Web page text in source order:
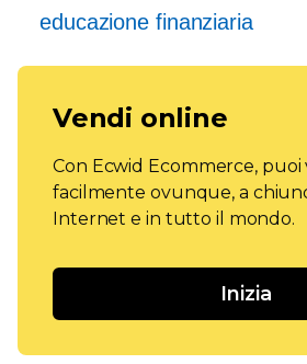
educazione finanziaria
Vendi online
Con Ecwid Ecommerce,
facilmente ovunque, a
Internet e in tutto il mondo.
Inizia